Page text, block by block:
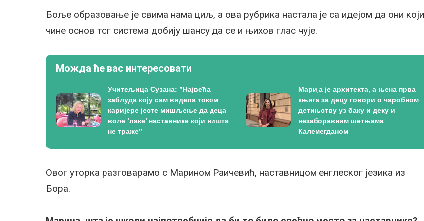
Боље образовање је свима нама циљ, а ова рубрика настала је са идејом да они који
чине основ тог система добију шансу да се и њихов глас чује.
Можда ће вас интересовати
Учитељица Сузана: ”Највећа
заблуда коју сам видела током
каријере јесте мишљење да деца
воле ’лаке’ наставнике који ништа
не траже”
Марија је архитекта, а њена прва
књига за децу говори о чаробном
детињству уз баку и деку и
незаборавним шетњама
Калемегданом
Овог уторка разговарамо с Марином Раичевић, наставницом енглеског језика из
Бора.